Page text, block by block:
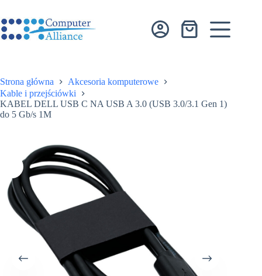
treści
Koszyk
Strona główna
Akcesoria komputerowe
Kable i przejściówki
KABEL DELL USB C NA USB A 3.0 (USB 3.0/3.1 Gen 1)
do 5 Gb/s 1M